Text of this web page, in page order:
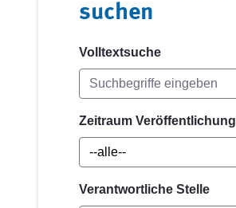
suchen
Volltextsuche
Zeitraum Veröffentlichung
Verantwortliche Stelle